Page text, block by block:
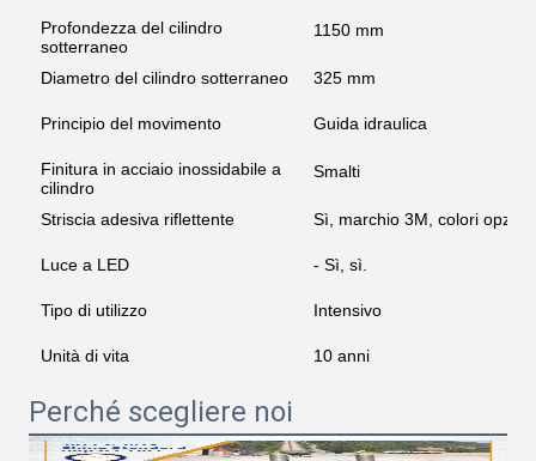
Profondezza del cilindro
sotterraneo
1150 mm
Diametro del cilindro sotterraneo 325 mm
Principio del movimento Guida idraulica
Finitura in acciaio inossidabile a
cilindro
Smalti
Striscia adesiva riflettente Sì, marchio 3M, colori
Luce a LED - Sì, sì.
Tipo di utilizzo Intensivo
Unità di vita 10 anni
Perché scegliere noi